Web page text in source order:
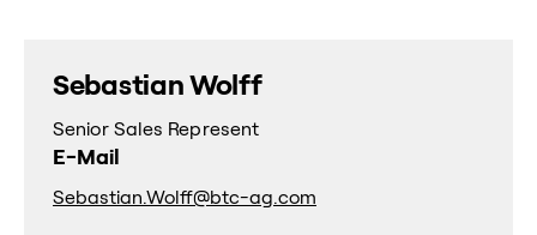
Sebastian Wolff
Senior Sales Represent
E-Mail
Sebastian.Wolff@btc-ag.com